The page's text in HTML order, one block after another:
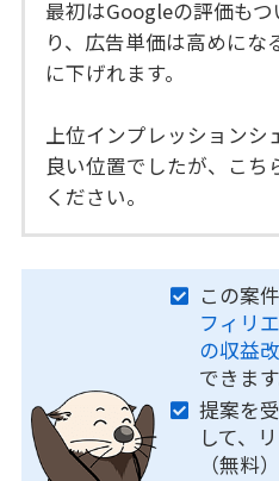
最初はGoogleの評価も
り、広告単価は高めにな
に下げれます。
上位インプレッションシ
良い位置でしたが、こち
ください。
この案
フィリ
の収益
できます
提案を
して、
（無料）